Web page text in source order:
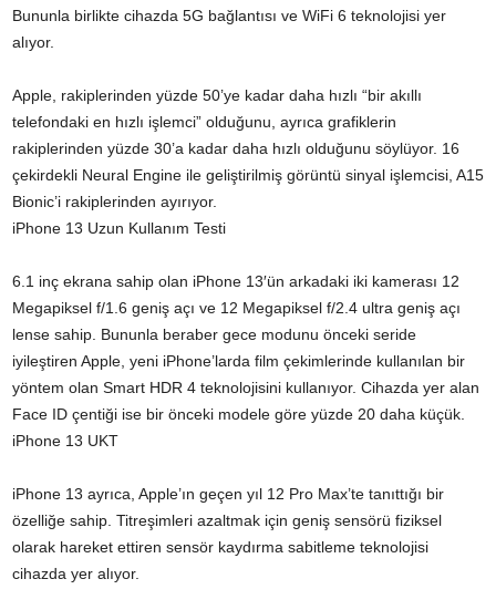
Bununla birlikte cihazda 5G bağlantısı ve WiFi 6 teknolojisi yer
alıyor.
Apple, rakiplerinden yüzde 50’ye kadar daha hızlı “bir akıllı
telefondaki en hızlı işlemci” olduğunu, ayrıca grafiklerin
rakiplerinden yüzde 30’a kadar daha hızlı olduğunu söylüyor. 16
çekirdekli Neural Engine ile geliştirilmiş görüntü sinyal işlemcisi, A15
Bionic’i rakiplerinden ayırıyor.
iPhone 13 Uzun Kullanım Testi
6.1 inç ekrana sahip olan iPhone 13′ün arkadaki iki kamerası 12
Megapiksel f/1.6 geniş açı ve 12 Megapiksel f/2.4 ultra geniş açı
lense sahip. Bununla beraber gece modunu önceki seride
iyileştiren Apple, yeni iPhone’larda film çekimlerinde kullanılan bir
yöntem olan Smart HDR 4 teknolojisini kullanıyor. Cihazda yer alan
Face ID çentiği ise bir önceki modele göre yüzde 20 daha küçük.
iPhone 13 UKT
iPhone 13 ayrıca, Apple’ın geçen yıl 12 Pro Max’te tanıttığı bir
özelliğe sahip. Titreşimleri azaltmak için geniş sensörü fiziksel
olarak hareket ettiren sensör kaydırma sabitleme teknolojisi
cihazda yer alıyor.